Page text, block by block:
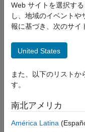
ソフトウェア開発
テスト フレームワーク
構文
入力引数
クラス:
名前空間:
モック プロパティ
成
このページをすべて
構文
setBehavior =
Web サイトを選択す
し、地域のイベント
報に基づき、次のサイ
United States
また、以下のリストか
す。
南北アメリカ
América Latina